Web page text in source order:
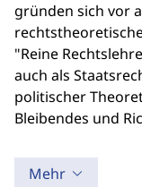
gründen sich vor
"Reine
auch als
politischer
Bleibendes und
Mehr